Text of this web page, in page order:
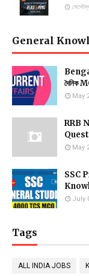
General
দৈনিক
May
RRB
May
SSC
July
Tags
ALL INDIA JOBS